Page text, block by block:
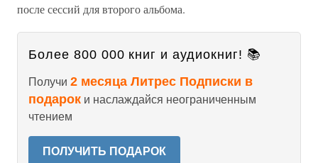
после сессий для второго альбома.
Более 800 000 книг и аудиокниг! 📚
Получи 2 месяца Литрес Подписки в
подарок и наслаждайся неограниченным
чтением
ПОЛУЧИТЬ ПОДАРОК